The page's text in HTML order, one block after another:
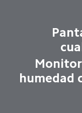
humedad